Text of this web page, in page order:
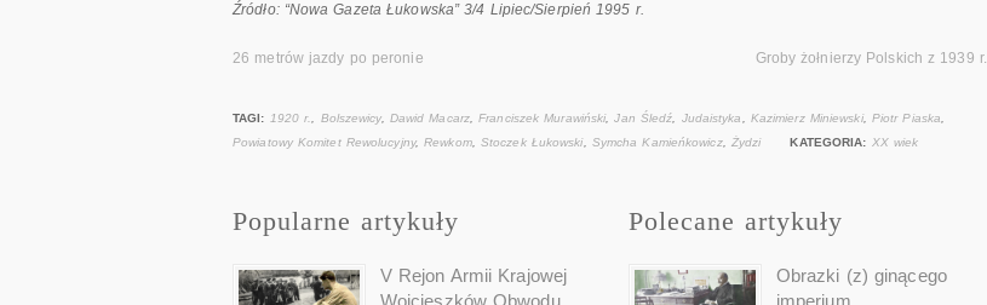
Źródło: “Nowa Gazeta Łukowska” 3/4 Lipiec/Sierpień 1995 r.
26 metrów jazdy po peronie Groby żołnierzy Polskich z 1939 r.
TAGI: 1920 r., Bolszewicy, Dawid Macarz,Franciszek Murawiński,Jan Śledź, Judaistyka, Kazimierz Miniewski, Piotr Piaska,
Powiatowy Komitet Rewolucyjny,Rewkom, Stoczek Łukowski, Symcha Kamieńkowicz, Żydzi KATEGORIA: XX wiek
Popularne artykuły
V Rejon Armii Krajowej
Polecane artykuły
Obrazki (z) ginącego